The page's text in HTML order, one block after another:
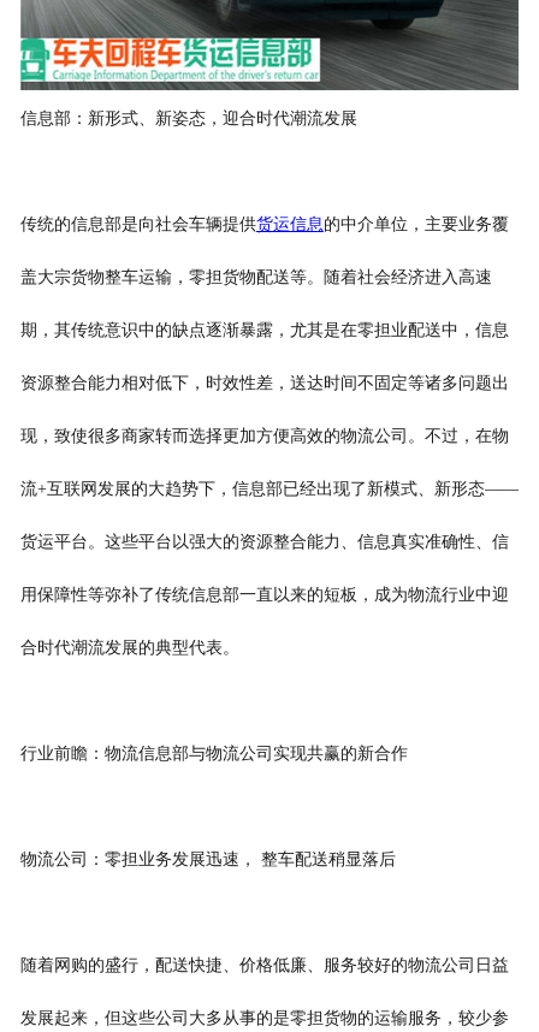
信息部：新形式、新姿态，迎合时代潮流发展
传统的信息部是向社会车辆提供货运信息 的中介单位，主要业务覆
盖大宗货物整车运输，零担货物配送等。随着社会经济进入高速
期，其传统意识中的缺点逐渐暴露，尤其是在零担业配送中，信息
资源整合能力相对低下，时效性差，送达时间不固定等诸多问题出
现，致使很多商家转而选择更加方便高效的物流公司。不过，在物
流+互联网发展的大趋势下，信息部已经出现了新模式、新形态——
货运平台。这些平台以强大的资源整合能力、信息真实准确性、信
用保障性等弥补了传统信息部一直以来的短板，成为物流行业中迎
合时代潮流发展的典型代表。
行业前瞻：物流信息部与物流公司实现共赢的新合作
物流公司：零担业务发展迅速， 整车配送稍显落后
随着网购的盛行，配送快捷、价格低廉、服务较好的物流公司日益
发展起来，但这些公司大多从事的是零担货物的运输服务，较少参